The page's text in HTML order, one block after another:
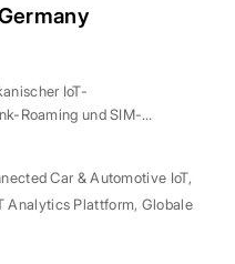
IoT-
Roaming und SIM-
Car & Automotive IoT,
Analytics Plattform, Globale